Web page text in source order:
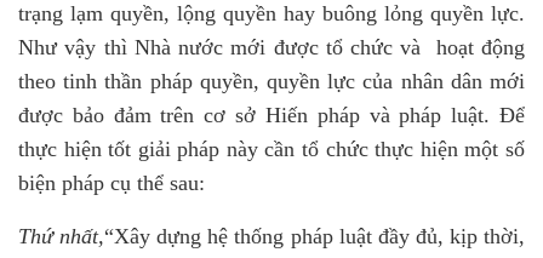
trạng lạm quyền, lộng quyền hay buông lỏng quyền lực.
Như vậy thì Nhà nước mới được tổ chức và hoạt động
theo tinh thần pháp quyền, quyền lực của nhân dân mới
được bảo đảm trên cơ sở Hiến pháp và pháp luật. Để
thực hiện tốt giải pháp này cần tổ chức thực hiện một số
biện pháp cụ thể sau:
Thứ nhất,“Xây dựng hệ thống pháp luật đầy đủ, kịp thời,